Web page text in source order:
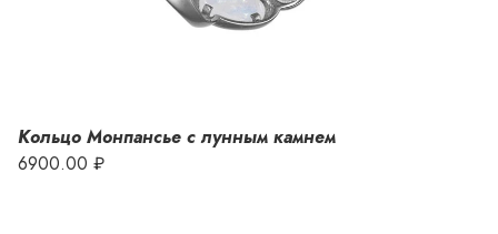
Кольцо Монпансье с лунным камнем
6900.00 ₽